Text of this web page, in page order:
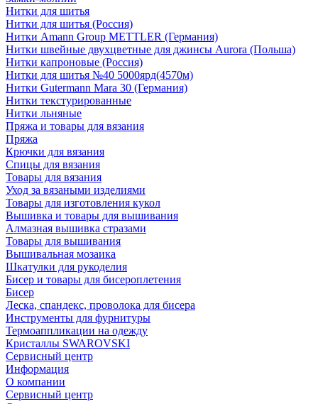
Нитки для шитья
Нитки для шитья (Россия)
Нитки Amann Group METTLER (Германия)
Нитки швейные двухцветные для джинсы Aurora (Польша)
Нитки капроновые (Россия)
Нитки для шитья №40 5000ярд(4570м)
Нитки Gutermann Mara 30 (Германия)
Нитки текстурированные
Нитки льняные
Пряжа и товары для вязания
Пряжа
Крючки для вязания
Спицы для вязания
Товары для вязания
Уход за вязаными изделиями
Товары для изготовления кукол
Вышивка и товары для вышивания
Алмазная вышивка стразами
Товары для вышивания
Вышивальная мозаика
Шкатулки для рукоделия
Бисер и товары для бисероплетения
Бисер
Леска, спандекс, проволока для бисера
Инструменты для фурнитуры
Термоаппликации на одежду
Кристаллы SWAROVSKI
Сервисный центр
Информация
О компании
Сервисный центр